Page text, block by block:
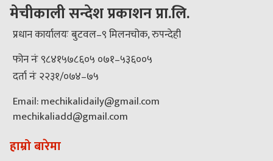
मेचीकाली सन्देश प्रकाशन प्रा.लि.
प्रधान कार्यालयः बुटवल–९ मिलनचोक, रुपन्देही
फोन नंः ९८४१५७८६०५ ०७१–५३६००५
दर्ता नंः २२३१/०७४–७५
Email: mechikalidaily@gmail.com
mechikaliadd@gmail.com
हाम्रो बारेमा